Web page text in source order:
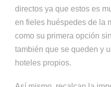
directos ya que estos es
en fieles huéspedes de la
como su primera opción
también que se queden y
hoteles propios.